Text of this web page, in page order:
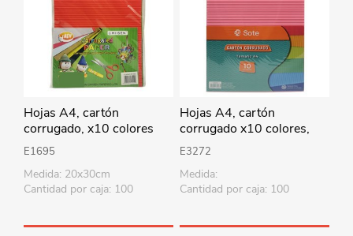
Hojas A4, cartón
corrugado, x10 colores
E1695
Medida: 20x30cm
Cantidad por caja: 100
Hojas A4, cartón
corrugado x10 colores,
SOTE
E3272
Medida:
Cantidad por caja: 100